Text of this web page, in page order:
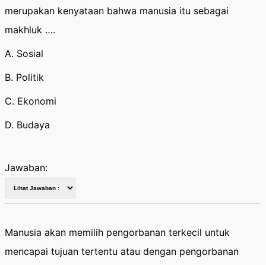
merupakan kenyataan bahwa manusia itu sebagai
makhluk ….
A. Sosial
B. Politik
C. Ekonomi
D. Budaya
Jawaban:
Manusia akan memilih pengorbanan terkecil untuk
mencapai tujuan tertentu atau dengan pengorbanan